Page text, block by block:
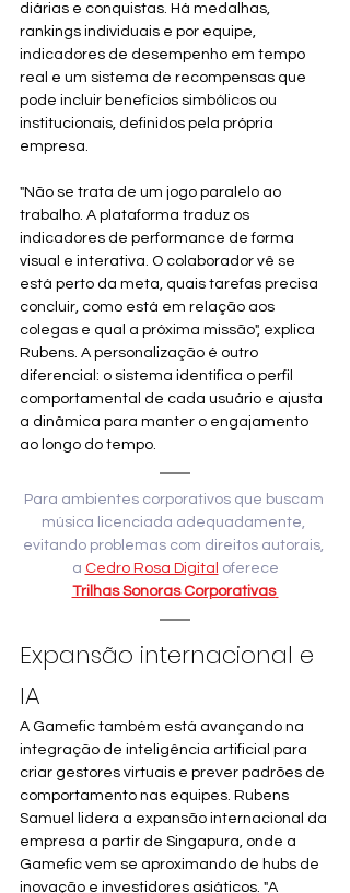
diárias e conquistas. Há medalhas,
rankings individuais e por equipe,
indicadores de desempenho em tempo
real e um sistema de recompensas que
pode incluir benefícios simbólicos ou
institucionais, definidos pela própria
empresa.
"Não se trata de um jogo paralelo ao
trabalho. A plataforma traduz os
indicadores de performance de forma
visual e interativa. O colaborador vê se
está perto da meta, quais tarefas precisa
concluir, como está em relação aos
colegas e qual a próxima missão", explica
Rubens. A personalização é outro
diferencial: o sistema identifica o perfil
comportamental de cada usuário e ajusta
a dinâmica para manter o engajamento
ao longo do tempo.
Para ambientes corporativos que buscam
música licenciada adequadamente,
evitando problemas com direitos autorais,
a Cedro Rosa Digital oferece
Trilhas Sonoras Corporativas
Expansão internacional e
IA
A Gamefic também está avançando na
integração de inteligência artificial para
criar gestores virtuais e prever padrões de
comportamento nas equipes. Rubens
Samuel lidera a expansão internacional da
empresa a partir de Singapura, onde a
Gamefic vem se aproximando de hubs de
inovação e investidores asiáticos. "A